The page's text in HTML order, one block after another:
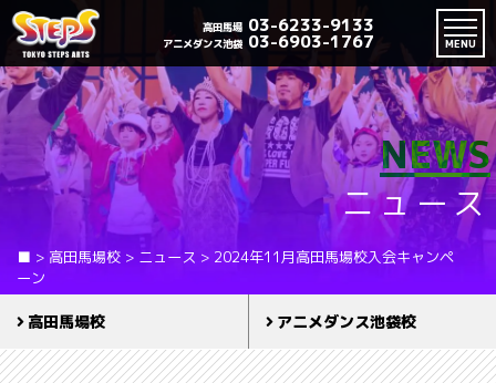
高田馬場 03-6233-9133
アニメダンス池袋 03-6903-1767 MENU
NEWS
ニュース
■ > 高田馬場校 > ニュース > 2024年11月高田馬場校入会キャンペ
ーン
高田馬場校 アニメダンス池袋校